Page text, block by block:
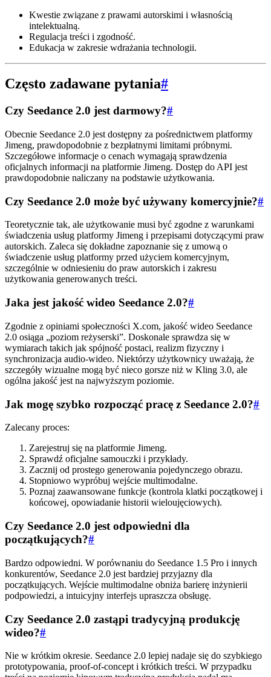
Kwestie związane z prawami autorskimi i własnością
intelektualną.
Regulacja treści i zgodność.
Edukacja w zakresie wdrażania technologii.
Często zadawane pytania#
Czy Seedance 2.0 jest darmowy?#
Obecnie Seedance 2.0 jest dostępny za pośrednictwem platformy
Jimeng, prawdopodobnie z bezpłatnymi limitami próbnymi.
Szczegółowe informacje o cenach wymagają sprawdzenia
oficjalnych informacji na platformie Jimeng. Dostęp do API jest
prawdopodobnie naliczany na podstawie użytkowania.
Czy Seedance 2.0 może być używany komercyjnie?#
Teoretycznie tak, ale użytkowanie musi być zgodne z warunkami
świadczenia usług platformy Jimeng i przepisami dotyczącymi praw
autorskich. Zaleca się dokładne zapoznanie się z umową o
świadczenie usług platformy przed użyciem komercyjnym,
szczególnie w odniesieniu do praw autorskich i zakresu
użytkowania generowanych treści.
Jaka jest jakość wideo Seedance 2.0?#
Zgodnie z opiniami społeczności X.com, jakość wideo Seedance
2.0 osiąga „poziom reżyserski”. Doskonale sprawdza się w
wymiarach takich jak spójność postaci, realizm fizyczny i
synchronizacja audio-wideo. Niektórzy użytkownicy uważają, że
szczegóły wizualne mogą być nieco gorsze niż w Kling 3.0, ale
ogólna jakość jest na najwyższym poziomie.
Jak mogę szybko rozpocząć pracę z Seedance 2.0?#
Zalecany proces:
Zarejestruj się na platformie Jimeng.
Sprawdź oficjalne samouczki i przykłady.
Zacznij od prostego generowania pojedynczego obrazu.
Stopniowo wypróbuj wejście multimodalne.
Poznaj zaawansowane funkcje (kontrola klatki początkowej i
końcowej, opowiadanie historii wieloujęciowych).
Czy Seedance 2.0 jest odpowiedni dla
początkujących?#
Bardzo odpowiedni. W porównaniu do Seedance 1.5 Pro i innych
konkurentów, Seedance 2.0 jest bardziej przyjazny dla
początkujących. Wejście multimodalne obniża barierę inżynierii
podpowiedzi, a intuicyjny interfejs upraszcza obsługę.
Czy Seedance 2.0 zastąpi tradycyjną produkcję
wideo?#
Nie w krótkim okresie. Seedance 2.0 lepiej nadaje się do szybkiego
prototypowania, proof-of-concept i krótkich treści. W przypadku